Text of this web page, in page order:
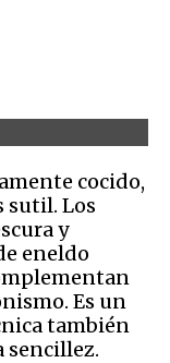
cocido,
sutil. Los
y
eneldo
Es un
también
sencillez.